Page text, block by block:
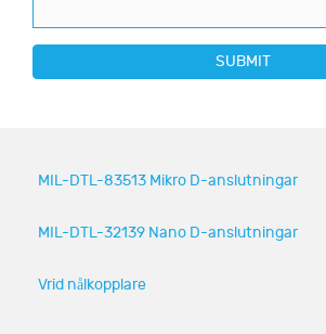
SUBMIT
MIL-DTL-83513 Mikro D-anslutningar
MIL-DTL-32139 Nano D-anslutningar
Vrid nålkopplare